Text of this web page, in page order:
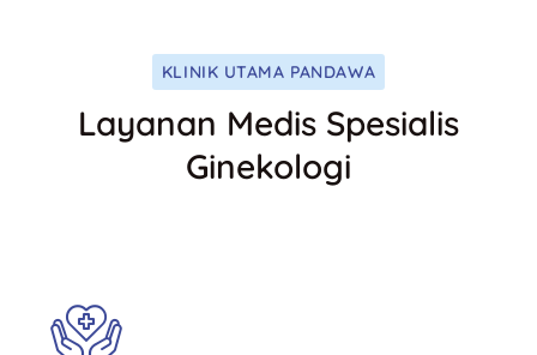
KLINIK UTAMA PANDAWA
Layanan Medis Spesialis
Ginekologi